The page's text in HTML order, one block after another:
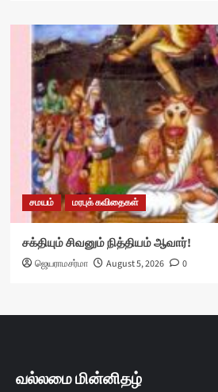
சமயம் மரபுக் கவிதைகள்
சக்தியும் சிவனும் நித்தியம் ஆவார்!
ஜெயராமசர்மா August 5, 2026 0
வல்லமை மின்னிதழ்